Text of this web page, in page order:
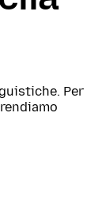
Per